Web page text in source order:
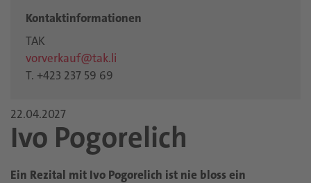
Kontaktinformationen
TAK
vorverkauf@tak.li
T. +423 237 59 69
22.04.2027
Ivo Pogorelich
Ein Rezital mit Ivo Pogorelich ist nie bloss ein